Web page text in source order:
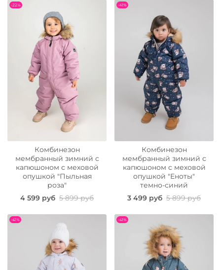
-22%
Комбинезон
мембранный зимний с
капюшоном с меховой
опушкой "Пыльная
роза"
4 599 руб 5 899 руб
-41%
Комбинезон
мембранный зимний с
капюшоном с меховой
опушкой "Еноты"
темно-синий
3 499 руб 5 899 руб
-41% -41%